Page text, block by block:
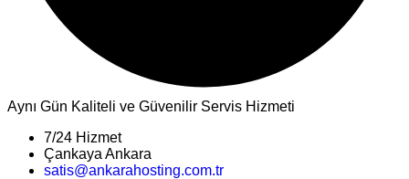
Aynı Gün Kaliteli ve Güvenilir Servis Hizmeti
7/24 Hizmet
Çankaya Ankara
satis@ankarahosting.com.tr